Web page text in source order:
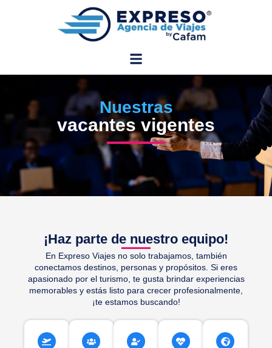
Nuestras
vacantes vigentes
¡Haz parte de nuestro equipo!
En Expreso Viajes no solo trabajamos, también
conectamos destinos, personas y propósitos. Si eres
apasionado por el turismo, te gusta brindar experiencias
memorables y estás listo para crecer profesionalmente,
¡te estamos buscando!